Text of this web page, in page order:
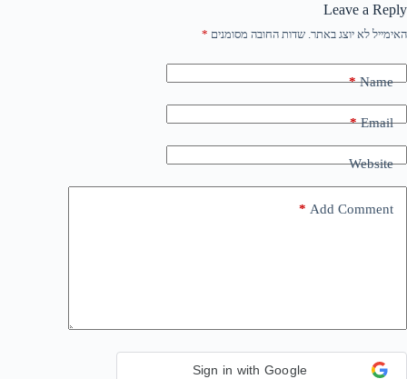
Leave a Reply
האימייל לא יוצג באתר. שדות החובה מסומנים *
Name
*
Email
*
Website
Add Comment
*
Sign in with Google